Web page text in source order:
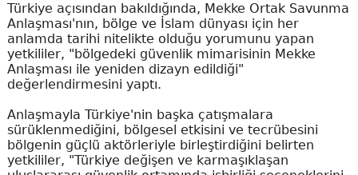
Türkiye açısından bakıldığında, Mekke Ortak Savunma
Anlaşması'nın, bölge ve İslam dünyası için her
anlamda tarihi nitelikte olduğu yorumunu yapan
yetkililer, "bölgedeki güvenlik mimarisinin Mekke
Anlaşması ile yeniden dizayn edildiği"
değerlendirmesini yaptı.
Anlaşmayla Türkiye'nin başka çatışmalara
sürüklenmediğini, bölgesel etkisini ve tecrübesini
bölgenin güçlü aktörleriyle birleştirdiğini belirten
yetkililer, "Türkiye değişen ve karmaşıklaşan